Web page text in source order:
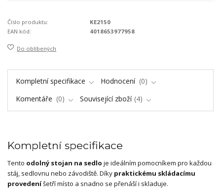
Číslo produktu:
KE2150
EAN kód:
4018653977958
Do oblíbených
Kompletní specifikace Hodnocení
0
Komentáře
0 Související zboží 4
Kompletní specifikace
Tento odolný stojan na sedlo je ideálním pomocníkem pro každou
stáj, sedlovnu nebo závodiště. Díky praktickému skládacímu
provedeníšetří místo a snadno se přenáší i skladuje.